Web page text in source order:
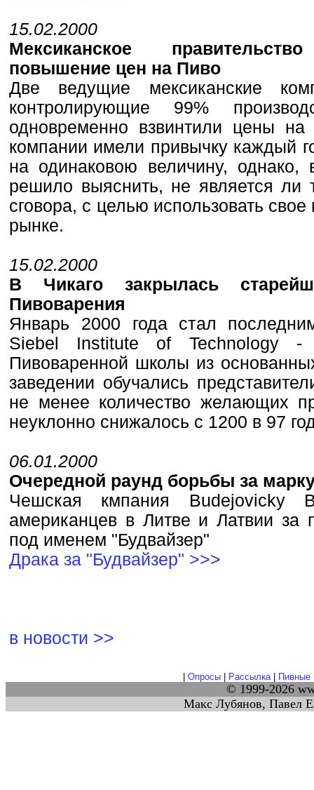
15.02.2000
Мексиканское
повышение цен на Пиво
Две ведущие мексиканские
контролирующие 99%
одновременно взвинтили цены
компании имели привычку каждый
на одинаковою величину, однако,
решило выяснить, не является ли
сговора, с целью использовать
рынке.
15.02.2000
В Чикаго закрылась
Пивоварения
Январь 2000 года стал
Siebel Institute of Technology -
Пивоваренной школы из
заведении обучались
не менее количество желающих
неуклонно снижалось с 1200 в 97
06.01.2000
Очередной раунд борьбы за
Чешская кмпания Budejovicky
американцев в Литве и Латвии за
под именем "Будвайзер"
Драка за "Будвайзер" >>>
в новости >>
Опросы| Рассылка| Пивные
© 1999-2026
Макс Лубянов, Павел